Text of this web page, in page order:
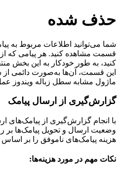
حذف شده
شما می‌توانید اطلاعات مربوط به
قسمت مشاهده کنید. هر پیامی که
کنید، به طور خودکار به این بخش
این قسمت، آن‌ها به‌صورت دائمی
ماژول مشابه سطل زباله ویندوز
گزارش‌گیری از ارسال پیامک
با انجام گزارش‌گیری از
وضعیت ارسال و تحویل پیامک‌ها
هزینه پیامک‌های ناموفق را بر
نکات مهم در مورد هزینه‌ها: